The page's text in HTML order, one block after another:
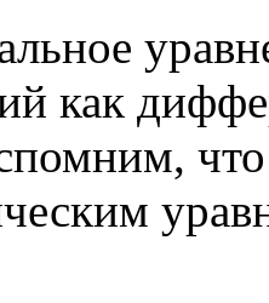
как